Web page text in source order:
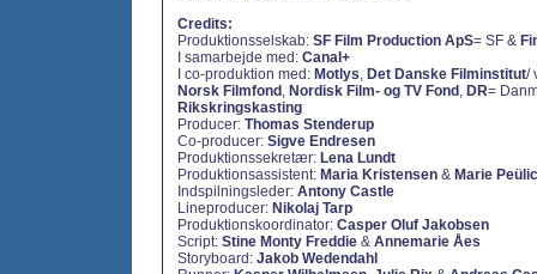
Credits:
Produktionsselskab: SF Film Production ApS= SF &
I samarbejde med: Canal+
I co-produktion med: Motlys, Det Danske Filminstitut/
Norsk Filmfond , Nordisk Film- og TV Fond , DR=
Rikskringskasting
Producer: Thomas Stenderup
Co-producer: Sigve Endresen
Produktionssekretær: Lena Lundt
Produktionsassistent: Maria Kristensen & Marie
Indspilningsleder: Antony Castle
Lineproducer: Nikolaj Tarp
Produktionskoordinator: Casper Oluf Jakobsen
Script: Stine Monty Freddie & Annemarie Åes
Storyboard: Jakob Wedendahl